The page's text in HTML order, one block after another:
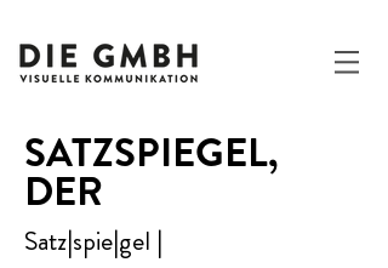
SATZSPIEGEL,
DER
Satz|spie|gel |